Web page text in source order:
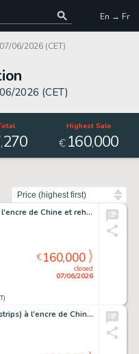
En → Fr
07/06/2026 (CET)
2026 (CET)
,270
Highest Sale
€160,000
Planche-gag n°685 à l'encre de Chine et rehauts…
closed
07/06/2026
€160,000
Planche n°28B (en 4 strips) à l'encre de Chine…